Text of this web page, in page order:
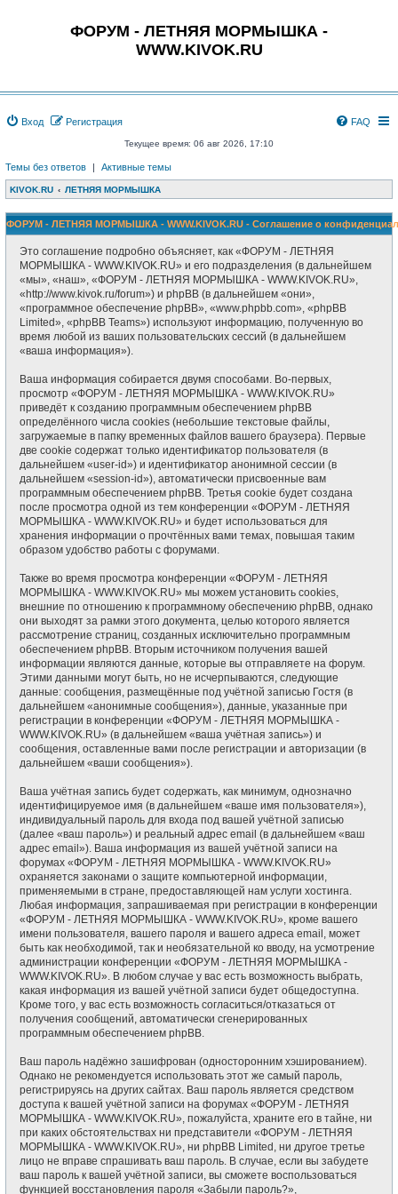
ФОРУМ - ЛЕТНЯЯ МОРМЫШКА -
WWW.KIVOK.RU
Вход Регистрация FAQ
Текущее время: 06 авг 2026, 17:10
Темы без ответов | Активные темы
KIVOK.RU ЛЕТНЯЯ МОРМЫШКА
ФОРУМ - ЛЕТНЯЯ МОРМЫШКА - WWW.KIVOK.RU - Соглашение о
Это соглашение подробно объясняет, как «ФОРУМ - ЛЕТНЯЯ
МОРМЫШКА - WWW.KIVOK.RU» и его подразделения (в дальнейшем
«мы», «наш», «ФОРУМ - ЛЕТНЯЯ МОРМЫШКА - WWW.KIVOK.RU»,
«http://www.kivok.ru/forum») и phpBB (в дальнейшем «они»,
«программное обеспечение phpBB», «www.phpbb.com», «phpBB
Limited», «phpBB Teams») используют информацию, полученную во
время любой из ваших пользовательских сессий (в дальнейшем
«ваша информация»).
Ваша информация собирается двумя способами. Во-первых,
просмотр «ФОРУМ - ЛЕТНЯЯ МОРМЫШКА - WWW.KIVOK.RU»
приведёт к созданию программным обеспечением phpBB
определённого числа cookies (небольшие текстовые файлы,
загружаемые в папку временных файлов вашего браузера). Первые
две cookie содержат только идентификатор пользователя (в
дальнейшем «user-id») и идентификатор анонимной сессии (в
дальнейшем «session-id»), автоматически присвоенные вам
программным обеспечением phpBB. Третья cookie будет создана
после просмотра одной из тем конференции «ФОРУМ - ЛЕТНЯЯ
МОРМЫШКА - WWW.KIVOK.RU» и будет использоваться для
хранения информации о прочтённых вами темах, повышая таким
образом удобство работы с форумами.
Также во время просмотра конференции «ФОРУМ - ЛЕТНЯЯ
МОРМЫШКА - WWW.KIVOK.RU» мы можем установить cookies,
внешние по отношению к программному обеспечению phpBB, однако
они выходят за рамки этого документа, целью которого является
рассмотрение страниц, созданных исключительно программным
обеспечением phpBB. Вторым источником получения вашей
информации являются данные, которые вы отправляете на форум.
Этими данными могут быть, но не исчерпываются, следующие
данные: сообщения, размещённые под учётной записью Гостя (в
дальнейшем «анонимные сообщения»), данные, указанные при
регистрации в конференции «ФОРУМ - ЛЕТНЯЯ МОРМЫШКА -
WWW.KIVOK.RU» (в дальнейшем «ваша учётная запись») и
сообщения, оставленные вами после регистрации и авторизации (в
дальнейшем «ваши сообщения»).
Ваша учётная запись будет содержать, как минимум, однозначно
идентифицируемое имя (в дальнейшем «ваше имя пользователя»),
индивидуальный пароль для входа под вашей учётной записью
(далее «ваш пароль») и реальный адрес email (в дальнейшем «ваш
адрес email»). Ваша информация из вашей учётной записи на
форумах «ФОРУМ - ЛЕТНЯЯ МОРМЫШКА - WWW.KIVOK.RU»
охраняется законами о защите компьютерной информации,
применяемыми в стране, предоставляющей нам услуги хостинга.
Любая информация, запрашиваемая при регистрации в конференции
«ФОРУМ - ЛЕТНЯЯ МОРМЫШКА - WWW.KIVOK.RU», кроме вашего
имени пользователя, вашего пароля и вашего адреса email, может
быть как необходимой, так и необязательной ко вводу, на усмотрение
администрации конференции «ФОРУМ - ЛЕТНЯЯ МОРМЫШКА -
WWW.KIVOK.RU». В любом случае у вас есть возможность выбрать,
какая информация из вашей учётной записи будет общедоступна.
Кроме того, у вас есть возможность согласиться/отказаться от
получения сообщений, автоматически сгенерированных
программным обеспечением phpBB.
Ваш пароль надёжно зашифрован (односторонним хэшированием).
Однако не рекомендуется использовать этот же самый пароль,
регистрируясь на других сайтах. Ваш пароль является средством
доступа к вашей учётной записи на форумах «ФОРУМ - ЛЕТНЯЯ
МОРМЫШКА - WWW.KIVOK.RU», пожалуйста, храните его в тайне, ни
при каких обстоятельствах ни представители «ФОРУМ - ЛЕТНЯЯ
МОРМЫШКА - WWW.KIVOK.RU», ни phpBB Limited, ни другое третье
лицо не вправе спрашивать ваш пароль. В случае, если вы забудете
ваш пароль к вашей учётной записи, вы сможете воспользоваться
функцией восстановления пароля «Забыли пароль?»,